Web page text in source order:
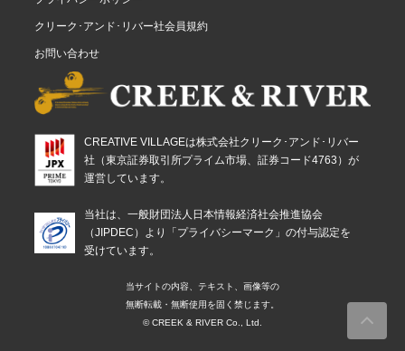
クリーク･アンド･リバー社会員規約
お問い合わせ
CREATIVE VILLAGEは株式会社クリーク･アンド･リバー
社（東京証券取引所プライム市場、証券コード4763）が
運営しています。
当社は、一般財団法人日本情報経済社会推進協会
（JIPDEC）より「プライバシーマーク」の付与認定を
受けています。
当サイトの内容、テキスト、画像等の
無断転載・無断使用を固く禁じます。
© CREEK & RIVER Co., Ltd.